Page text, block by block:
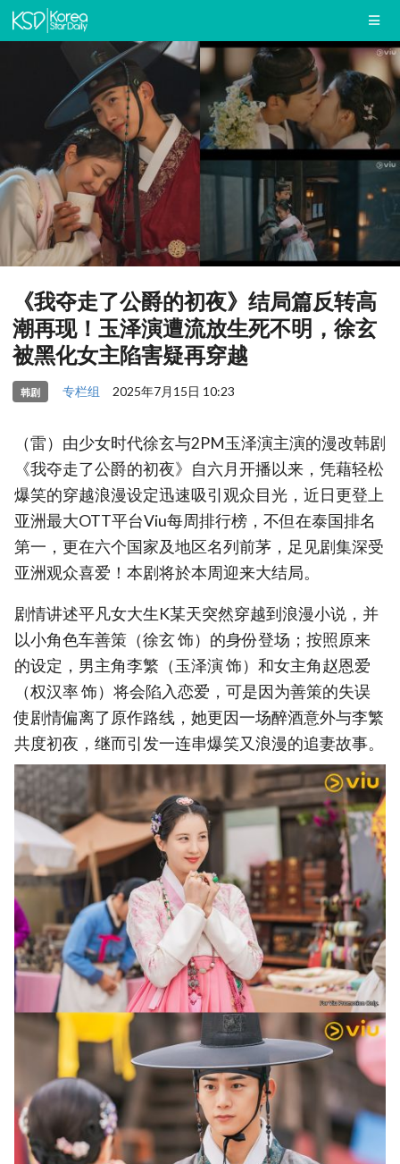
《我夺走了公爵的初夜》结局篇反转高
潮再现！玉泽演遭流放生死不明，徐玄
被黑化女主陷害疑再穿越
韩剧 专栏组 2025年7月15日 10:23
（雷）由少女时代徐玄与2PM玉泽演主演的漫改韩剧
《我夺走了公爵的初夜》自六月开播以来，凭藉轻松
爆笑的穿越浪漫设定迅速吸引观众目光，近日更登上
亚洲最大OTT平台Viu每周排行榜，不但在泰国排名
第一，更在六个国家及地区名列前茅，足见剧集深受
亚洲观众喜爱！本剧将於本周迎来大结局。
剧情讲述平凡女大生K某天突然穿越到浪漫小说，并
以小角色车善策（徐玄 饰）的身份登场；按照原来
的设定，男主角李繁（玉泽演 饰）和女主角赵恩爱
（权汉率 饰）将会陷入恋爱，可是因为善策的失误
使剧情偏离了原作路线，她更因一场醉酒意外与李繁
共度初夜，继而引发一连串爆笑又浪漫的追妻故事。